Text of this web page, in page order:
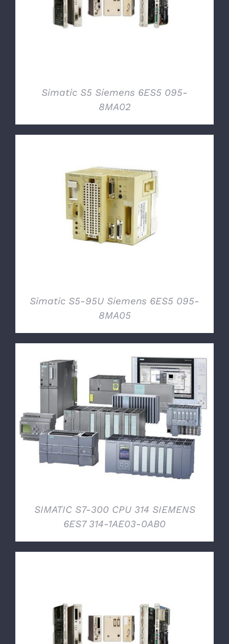
DETTAGLI
Simatic S5 Siemens 6ES5 095-
8MA02
DETTAGLI
Simatic S5-95U Siemens 6ES5 095-
8MA05
DETTAGLI
SIMATIC S7-300 CPU 314 SIEMENS
6ES7 314-1AE03-0AB0
DETTAGLI